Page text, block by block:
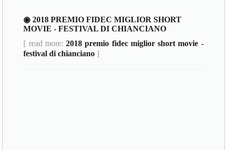
◉ 2018 PREMIO FIDEC MIGLIOR SHORT
MOVIE - FESTIVAL DI CHIANCIANO
[ read more:2018 premio fidec miglior short movie -
festival di chianciano ]